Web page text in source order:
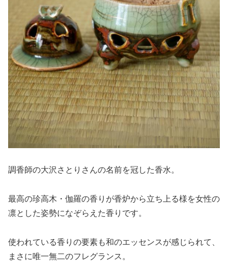
調香師の大沢さとりさんの名前を冠した香水。
最高の珍高木・伽羅の香りが香炉から立ち上る様を女性の
凛とした姿勢になぞらえた香りです。
使われている香りの要素も和のエッセンスが感じられて、
まさに唯一無二のフレグランス。